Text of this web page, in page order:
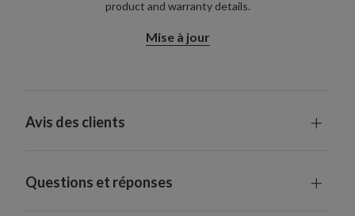
product and warranty details.
Mise à jour
Avis des clients
Questions et réponses